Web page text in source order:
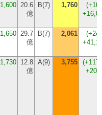
1,600 20.6
億
B(7) 1,760 (
1,650 29.7
億
B(7) 2,061 (
1,730 12.8
億
A(9) 3,755 (